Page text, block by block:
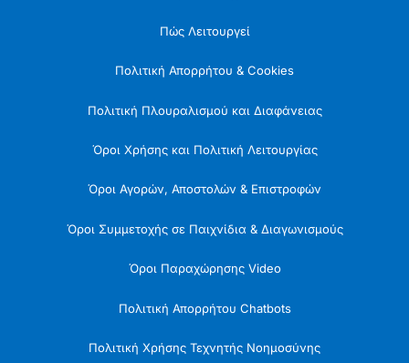
Πώς Λειτουργεί
Πολιτική Απορρήτου & Cookies
Πολιτική Πλουραλισμού και Διαφάνειας
Όροι Χρήσης και Πολιτική Λειτουργίας
Όροι Αγορών, Αποστολών & Επιστροφών
Όροι Συμμετοχής σε Παιχνίδια & Διαγωνισμούς
Όροι Παραχώρησης Video
Πολιτική Απορρήτου Chatbots
Πολιτική Χρήσης Τεχνητής Νοημοσύνης